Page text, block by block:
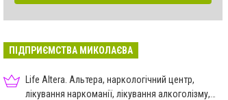
ПІДПРИЄМСТВА МИКОЛАЄВА
Life Altera. Альтера, наркологічний центр,
лікування наркоманії, лікування алкоголізму,